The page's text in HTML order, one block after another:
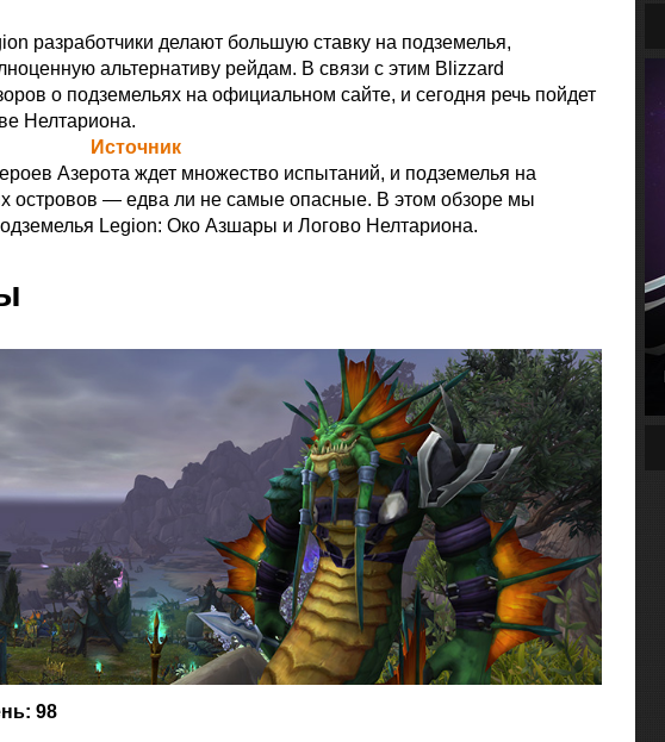
разработчики делают большую ставку на подземелья,
альтернативу рейдам. В связи с этим Blizzard
о подземельях на официальном сайте, и сегодня речь пойдет
Нелтариона.
Источник
Азерота ждет множество испытаний, и подземелья на
островов — едва ли не самые опасные. В этом обзоре мы
Legion: Око Азшары и Логово Нелтариона.
98